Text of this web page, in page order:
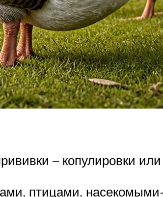
– копулировки
птицами,